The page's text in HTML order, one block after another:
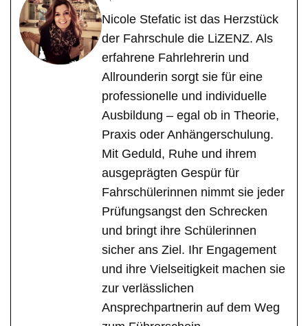
Nicole Stefatic ist das Herzstück
der Fahrschule die LiZENZ. Als
erfahrene Fahrlehrerin und
Allrounderin sorgt sie für eine
professionelle und individuelle
Ausbildung – egal ob in Theorie,
Praxis oder Anhängerschulung.
Mit Geduld, Ruhe und ihrem
ausgeprägten Gespür für
Fahrschülerinnen nimmt sie jeder
Prüfungsangst den Schrecken
und bringt ihre Schülerinnen
sicher ans Ziel. Ihr Engagement
und ihre Vielseitigkeit machen sie
zur verlässlichen
Ansprechpartnerin auf dem Weg